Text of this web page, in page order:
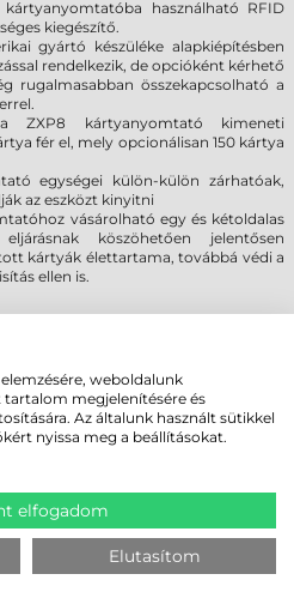
kártyanyomtatóba használható RFID
kiegészítő.
gyártó készüléke alapkiépítésben
rendelkezik, de opcióként kérhető
rugalmasabban összekapcsolható a
a ZXP8 kártyanyomtató kimeneti
fér el, mely opcionálisan 150 kártya
egységei külön-külön zárhatóak,
az eszközt kinyitni
vásárolható egy és kétoldalas
köszöhetően jelentősen
kártyák élettartama, továbbá védi a
ellen is.
Windows drivert, mellyel a
nyomtatott plasztik kártyát készíteni
pl. Corel Draw és egyéb népszerű
felületen tervezhetjük meg a
műanyag kártyák szabadon
sorszámot, fényképet, stb.
változatban rendelhető:
weboldalunk
tartalom megjelenítésére és
Az általunk használt sütikkel
nyissa meg a beállításokat.
elfogadom
Elutasítom